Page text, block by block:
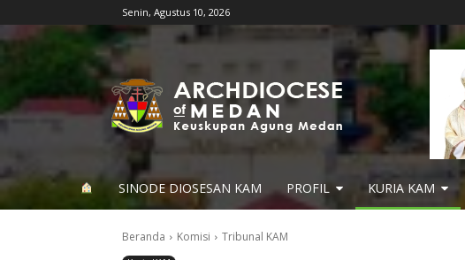
Senin, Agustus 10, 2026
SINODE DIOSESAN KAM PROFIL KURIA KAM
Beranda Komisi Tribunal KAM